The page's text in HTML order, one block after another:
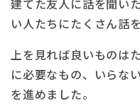
建てた友人に話を聞い
い人たちにたくさん話
上を見れば良いものは
に必要なもの、いらな
を進めました。